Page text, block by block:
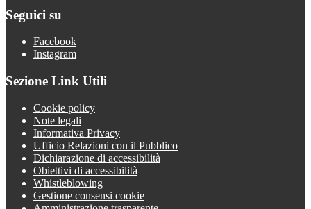
Seguici su
Facebook
Instagram
Sezione Link Utili
Cookie policy
Note legali
Informativa Privacy
Ufficio Relazioni con il Pubblico
Dichiarazione di accessibilità
Obiettivi di accessibilità
Whistleblowing
Gestione consensi cookie